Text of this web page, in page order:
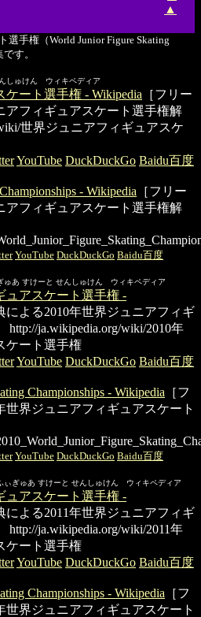
▲
選手権（World Junior Figure Skating
す。
しゅけん ウィキペディア
ート選手権 - Wikipedia ［フリー
アフィギュアスケート選手権解
世界ジュニアフィギュアスケ
YouTube DuckDuckGo Baidu百度
- Wikipedia ［フリー
アフィギュアスケート選手権解
YouTube DuckDuckGo Baidu百度
ゅあ すけーと せんしゅけん ウィキペディア
ュアスケート選手権 -
による2010年世界ジュニアフィギ
http://ja.wikipedia.org/wiki/2010年
ケート選手権
YouTube DuckDuckGo Baidu百度
Championships - Wikipedia ［フ
世界ジュニアフィギュアスケート
YouTube DuckDuckGo Baidu百度
ぃぎゅあ すけーと せんしゅけん ウィキペディア
ュアスケート選手権 -
による2011年世界ジュニアフィギ
http://ja.wikipedia.org/wiki/2011年
ケート選手権
YouTube DuckDuckGo Baidu百度
Championships - Wikipedia ［フ
世界ジュニアフィギュアスケート